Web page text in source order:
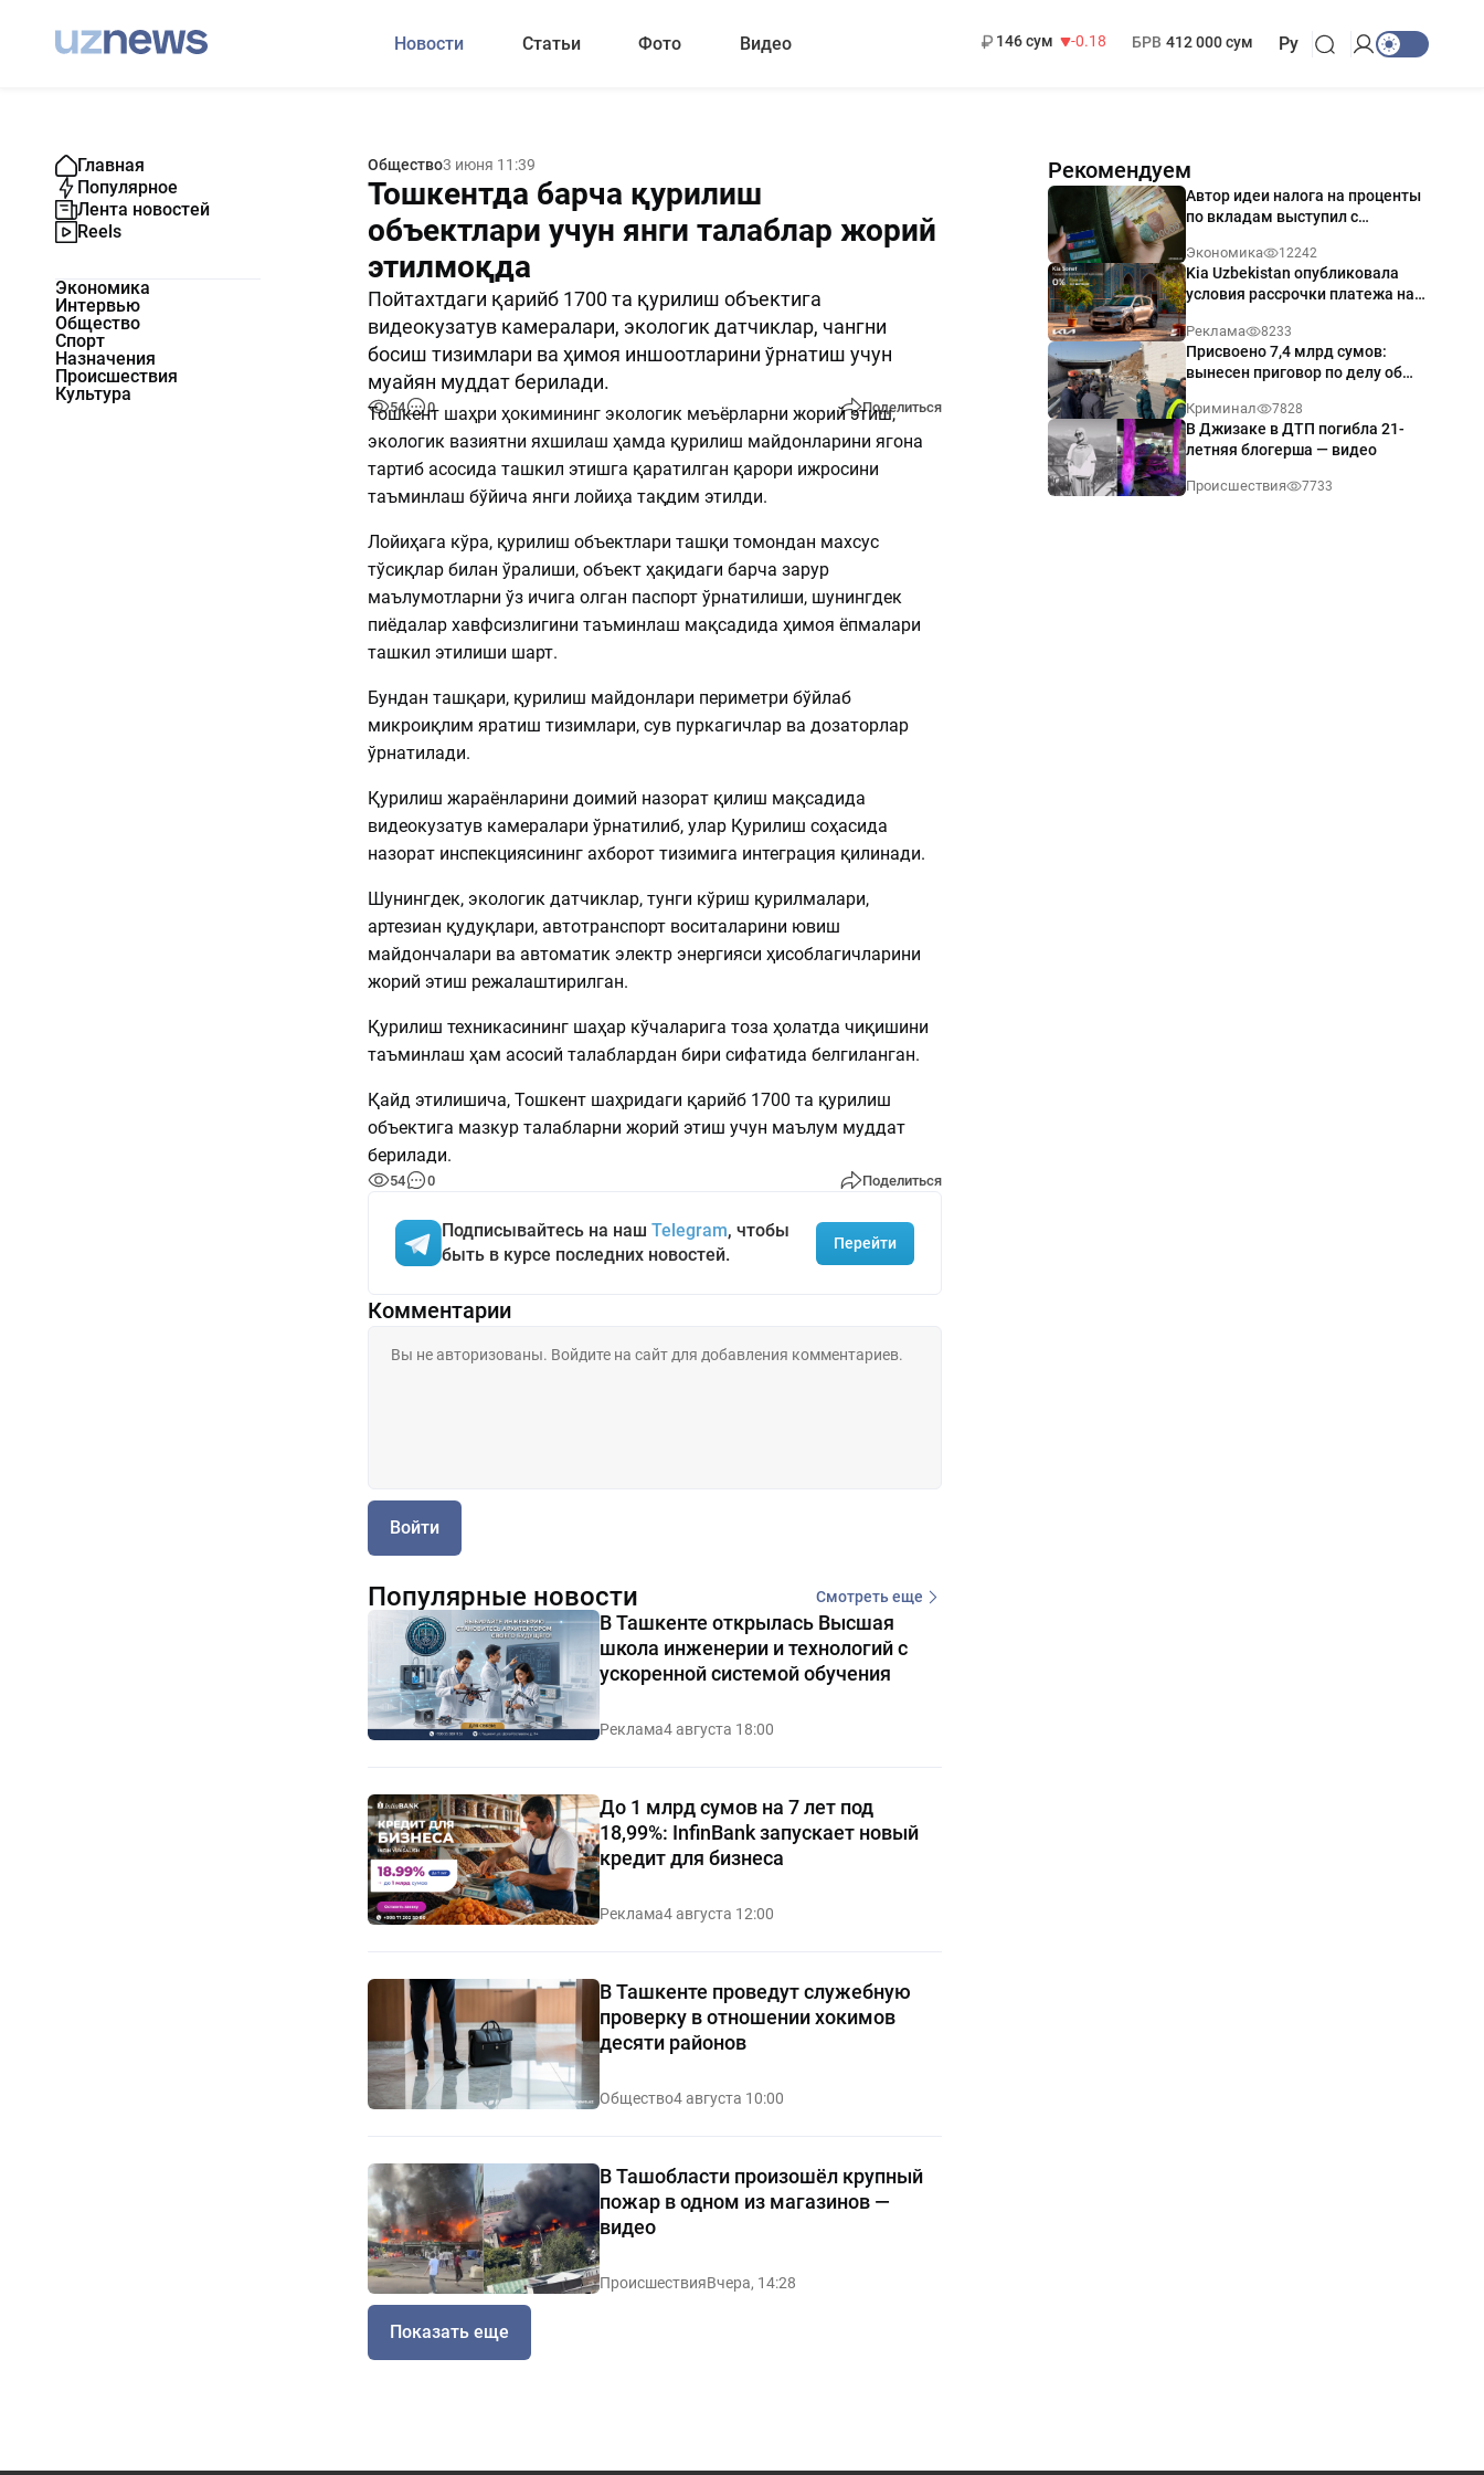
Новости Статьи Фото Видео
146 сум
-0.18
БРВ 412 000 сум Ру
Главная
Популярное
Лента новостей
Reels
Экономика
Интервью
Общество
Спорт
Назначения
Происшествия
Культура
Общество3 июня 11:39
Тошкентда барча қурилиш
объектлари учун янги талаблар жорий
этилмоқда
Пойтахтдаги қарийб 1700 та қурилиш объектига
видеокузатув камералари, экологик датчиклар, чангни
босиш тизимлари ва ҳимоя иншоотларини ўрнатиш учун
муайян муддат берилади.
54 0 Поделиться
Тошкент шаҳри ҳокимининг экологик меъёрларни жорий этиш,
экологик вазиятни яхшилаш ҳамда қурилиш майдонларини ягона
тартиб асосида ташкил этишга қаратилган қарори ижросини
таъминлаш бўйича янги лойиҳа тақдим этилди.
Лойиҳага кўра, қурилиш объектлари ташқи томондан махсус
тўсиқлар билан ўралиши, объект ҳақидаги барча зарур
маълумотларни ўз ичига олган паспорт ўрнатилиши, шунингдек
пиёдалар хавфсизлигини таъминлаш мақсадида ҳимоя ёпмалари
ташкил этилиши шарт.
Бундан ташқари, қурилиш майдонлари периметри бўйлаб
микроиқлим яратиш тизимлари, сув пуркагичлар ва дозаторлар
ўрнатилади.
Қурилиш жараёнларини доимий назорат қилиш мақсадида
видеокузатув камералари ўрнатилиб, улар Қурилиш соҳасида
назорат инспекциясининг ахборот тизимига интеграция қилинади.
Шунингдек, экологик датчиклар, тунги кўриш қурилмалари,
артезиан қудуқлари, автотранспорт воситаларини ювиш
майдончалари ва автоматик электр энергияси ҳисоблагичларини
жорий этиш режалаштирилган.
Қурилиш техникасининг шаҳар кўчаларига тоза ҳолатда чиқишини
таъминлаш ҳам асосий талаблардан бири сифатида белгиланган.
Қайд этилишича, Тошкент шаҳридаги қарийб 1700 та қурилиш
объектига мазкур талабларни жорий этиш учун маълум муддат
берилади.
54 0 Поделиться
Подписывайтесь на наш Telegram, чтобы
быть в курсе последних новостей.
Перейти
Комментарии
Войти
Рекомендуем
Автор идеи налога на проценты
по вкладам выступил с
Экономика 12242
Kia Uzbekistan опубликовала
условия рассрочки платежа на
годовых
Реклама 8233
Присвоено 7,4 млрд сумов:
вынесен приговор по делу об
Ташкенте
Криминал 7828
В Джизаке в ДТП погибла 21-
летняя блогерша — видео
Происшествия 7733
Популярные новости Смотреть еще
В Ташкенте открылась Высшая
школа инженерии и технологий с
ускоренной системой обучения
Реклама4 августа 18:00
До 1 млрд сумов на 7 лет под
18,99%: InfinBank запускает новый
кредит для бизнеса
Реклама4 августа 12:00
В Ташкенте проведут служебную
проверку в отношении хокимов
десяти районов
Общество4 августа 10:00
В Ташобласти произошёл крупный
пожар в одном из магазинов —
видео
ПроисшествияВчера, 14:28
Показать еще